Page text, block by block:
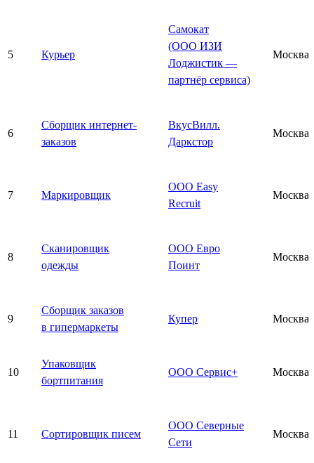
5 Курьер
Самокат
(ООО ИЗИ
Лоджистик —
партнёр сервиса)
Москва
6
Сборщик интернет-
заказов
ВкусВилл.
Даркстор
Москва
7 Маркировщик
ООО Easy
Recruit
Москва
8
Сканировщик
одежды
ООО Евро
Поинт
Москва
9
Сборщик заказов
в гипермаркеты
Купер Москва
10
Упаковщик
бортпитания
ООО Сервис+ Москва
11 Сортировщик писем
ООО Северные
Сети
Москва